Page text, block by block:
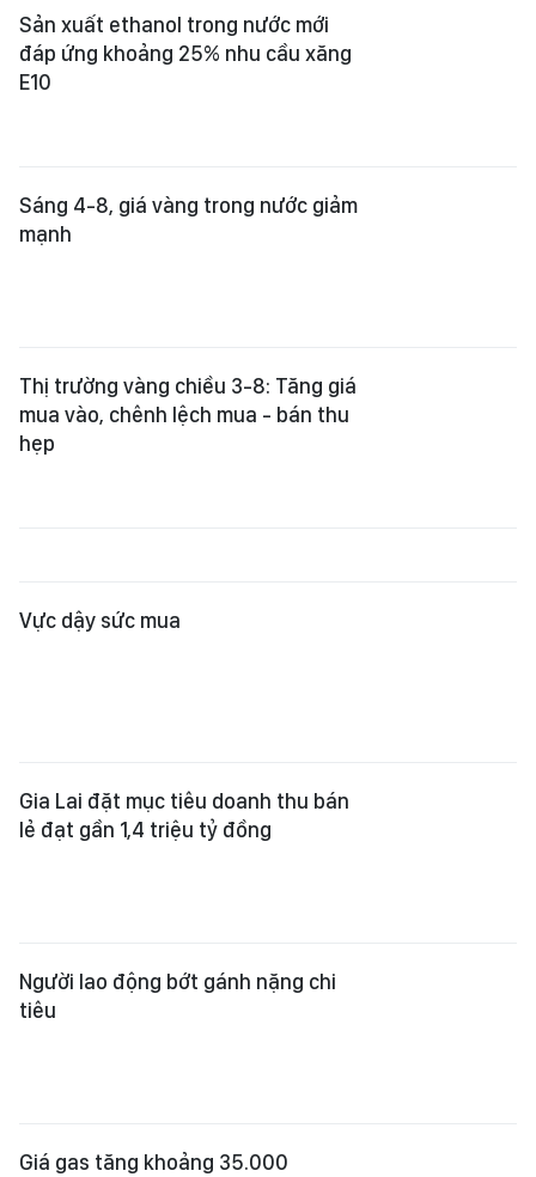
Sản xuất ethanol trong nước mới
đáp ứng khoảng 25% nhu cầu xăng
E10
Sáng 4-8, giá vàng trong nước giảm
mạnh
Thị trường vàng chiều 3-8: Tăng giá
mua vào, chênh lệch mua - bán thu
hẹp
Vực dậy sức mua
Gia Lai đặt mục tiêu doanh thu bán
lẻ đạt gần 1,4 triệu tỷ đồng
Người lao động bớt gánh nặng chi
tiêu
Giá gas tăng khoảng 35.000